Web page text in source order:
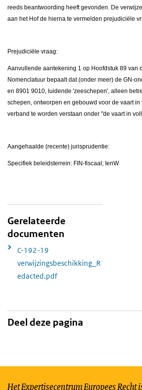
reeds beantwoording heeft gevonden. De
aan het Hof de hierna te vermelden prejudiciële
Prejudiciële vraag:
Aanvullende aantekening 1 op Hoofdstuk 89 van
Nomenclatuur bepaalt dat (onder meer) de GN-
en 8901 9010, luidende 'zeeschepen', alleen
schepen, ontworpen en gebouwd voor de vaart
verband te worden verstaan onder "de vaart in
Aangehaalde (recente) jurisprudentie:
Specifiek beleidsterrein: FIN-fiscaal; IenW
Gerelateerde
documenten
C-192-19
verwijzingsbeschikking_R
edacted.pdf
Deel deze pagina
Het Expertisecentrum Europees